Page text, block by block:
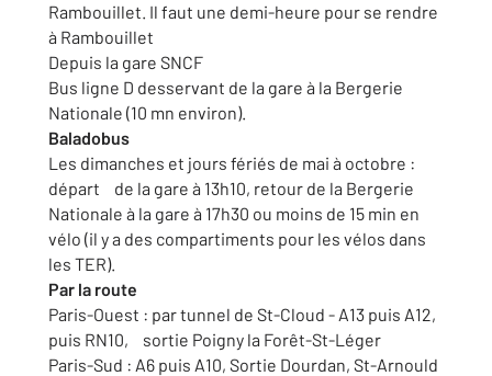
Rambouillet. Il faut une demi-heure pour se rendre
à Rambouillet
Depuis la gare SNCF
Bus ligne D desservant de la gare à la Bergerie
Nationale (10 mn environ).
Baladobus
Les dimanches et jours fériés de mai à octobre :
départ de la gare à 13h10, retour de la Bergerie
Nationale à la gare à 17h30 ou moins de 15 min en
vélo (il y a des compartiments pour les vélos dans
les TER).
Par la route
Paris-Ouest : par tunnel de St-Cloud - A13 puis A12,
puis RN10, sortie Poigny la Forêt-St-Léger
Paris-Sud : A6 puis A10, Sortie Dourdan, St-Arnould